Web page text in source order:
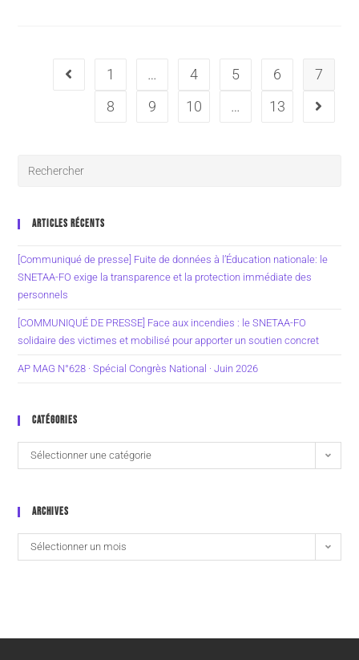
1 … 4 5 6
7
8
9 10 … 13
ARTICLES RÉCENTS
[Communiqué de presse] Fuite de données à l’Éducation nationale: le
SNETAA-FO exige la transparence et la protection immédiate des
personnels
[COMMUNIQUÉ DE PRESSE] Face aux incendies : le SNETAA-FO
solidaire des victimes et mobilisé pour apporter un soutien concret
AP MAG N°628 · Spécial Congrès National · Juin 2026
CATÉGORIES
Sélectionner une catégorie
ARCHIVES
Sélectionner un mois